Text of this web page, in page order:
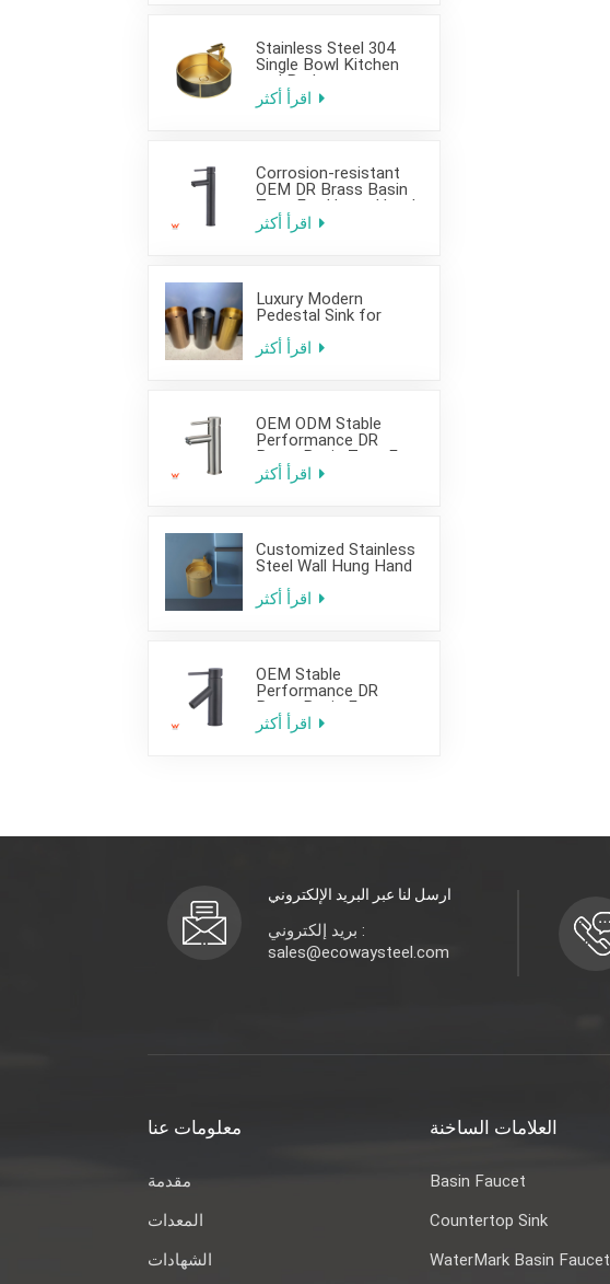
Stainless Steel 304
Single Bowl Kitchen
and Bathroom
Countertop Sink
Corrosion-resistant
OEM DR Brass Basin
Taps For Home Hotel
Project Use
Luxury Modern
Pedestal Sink for
OEM ODM Stable
Performance DR
Brass Basin Taps For
Home Hotel Project
Customized Stainless
Steel Wall Hung Hand
Bathroom
OEM Stable
Performance DR
Brass Basin Faucet
For Home Hotel Grade
ارسل لنا عبر البريد الإلكتروني
بريد إلكتروني :
sales@ecowaysteel.com
معلومات عنا
مقدمة
المعدات
الشهادات
العلامات الساخنة
Basin Faucet
Countertop Sink
WaterMark Basin Faucet